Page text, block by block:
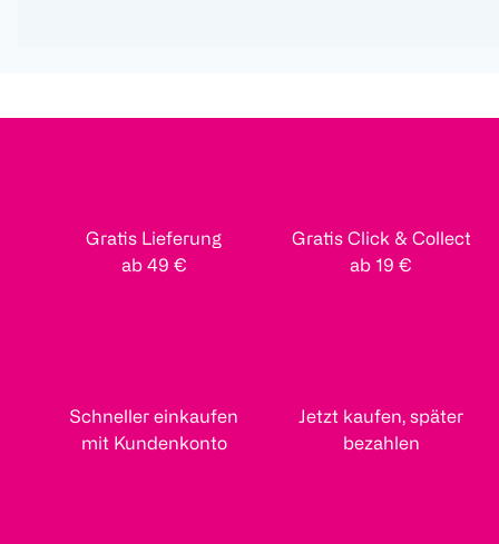
Gratis Lieferung
ab 49 €
Gratis Click & Collect
ab 19 €
Schneller einkaufen
mit Kundenkonto
Jetzt kaufen, später
bezahlen